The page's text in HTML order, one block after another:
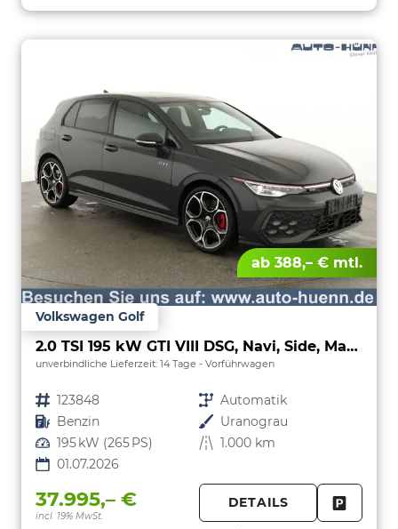
ab 388,– € mtl.
Volkswagen Golf
2.0 TSI 195 kW GTI VIII DSG, Navi, Side, Matrix, Kamera, Winter, 19-Zoll
unverbindliche Lieferzeit: 14 Tage Vorführwagen
Fahrzeugnr. 123848 Getriebe Automatik
Kraftstoff Benzin Außenfarbe Uranograu
Leistung 195 kW (265 PS) Kilometerstand 1.000 km
01.07.2026
37.995,– €
incl. 19% MwSt.
DETAILS